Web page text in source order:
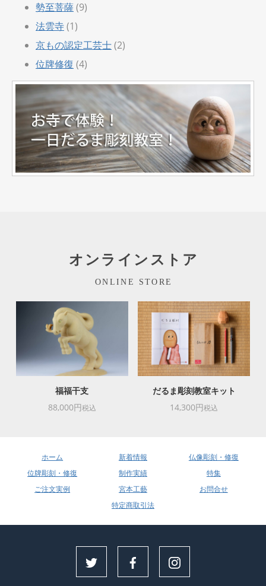
勢至菩薩(9)
法雲寺(1)
京もの認定工芸士(2)
位牌修復 (4)
オンラインストア
ONLINE STORE
福福干支
88,000円税込
だるま彫刻教室キット
14,300円税込
ホーム 新着情報
仏像彫刻・修復
位牌彫刻・修復
制作実績
特集
ご注文実例
宮本工藝
お問合せ
特定商取引法